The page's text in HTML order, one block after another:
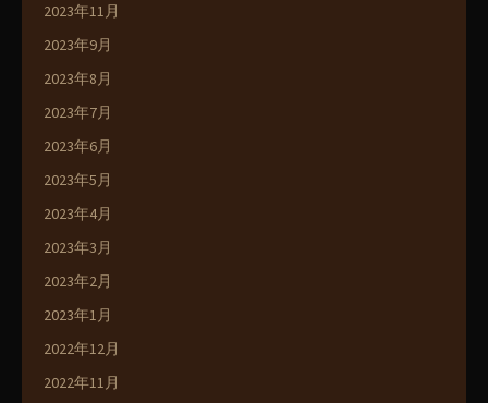
2023年11月
2023年9月
2023年8月
2023年7月
2023年6月
2023年5月
2023年4月
2023年3月
2023年2月
2023年1月
2022年12月
2022年11月